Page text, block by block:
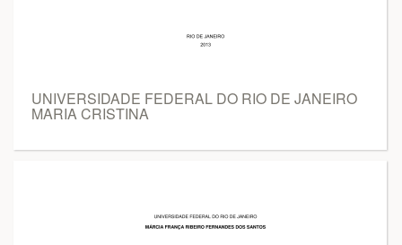
UNIVERSIDADE FEDERAL DO RIO DE JANEIRO
MARIA CRISTINA